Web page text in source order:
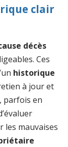
clair
décès
Ces
historique
à jour et
parfois en
les mauvaises